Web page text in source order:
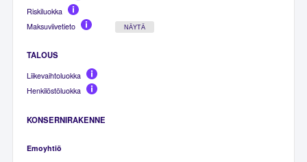
Riskiluokka
Maksuviivetieto
NÄYTÄ
TALOUS
Liikevaihtoluokka
Henkilöstöluokka
KONSERNIRAKENNE
Emoyhtiö